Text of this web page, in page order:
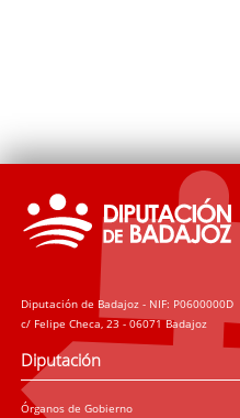
Diputación de Badajoz - NIF: P0600000D
c/ Felipe Checa, 23 - 06071 Badajoz
Diputación
Órganos de Gobierno